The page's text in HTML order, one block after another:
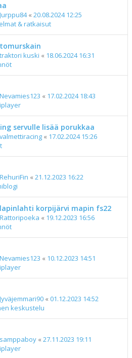
Jurppu84« 20.08.2024 12:25
& ratkaisut
traktori kuski « 18.06.2024 16:31
Nevamies123 « 17.02.2024 18:43
servulle lisää porukkaa
valmettiracing « 17.02.2024 15:26
RehuriFin « 21.12.2023 16:22
korpijärvi mapin fs22
Rattoripoeka « 19.12.2023 16:56
Nevamies123 « 10.12.2023 14:51
Jyväjemmari90 « 01.12.2023 14:52
keskustelu
samppaboy « 27.11.2023 19:11